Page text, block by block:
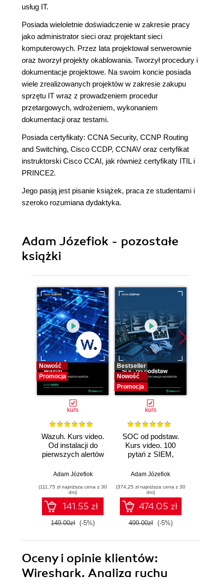
usług IT.
Posiada wieloletnie doświadczenie w zakresie pracy
jako administrator sieci oraz projektant sieci
komputerowych. Przez lata projektował serwerownie
oraz tworzył projekty okablowania. Tworzył procedury i
dokumentacje projektowe. Na swoim koncie posiada
wiele zrealizowanych projektów w zakresie zakupu
sprzętu IT wraz z prowadzeniem procedur
przetargowych, wdrożeniem, wykonaniem
dokumentacji oraz testami.
Posiada certyfikaty: CCNA Security, CCNP Routing
and Switching, Cisco CCDP, CCNAV oraz certyfikat
instruktorski Cisco CCAI, jak również certyfikaty ITIL i
PRINCE2.
Jego pasją jest pisanie książek, praca ze studentami i
szeroko rozumiana dydaktyka.
Adam Józefiok - pozostałe
książki
Nowość
Promocja
kurs
Wazuh. Kurs video.
Od instalacji do
pierwszych alertów
Adam Józefiok
(111,75 zł najniższa cena z 30
dni)
141.55 zł
149.00zł (-5%)
Bestseller
Nowość
Promocja
kurs
SOC od podstaw.
Kurs video. 100
pytań z SIEM,
incydentów
Adam Józefiok
(374,25 zł najniższa cena z 30
dni)
474.05 zł
499.00zł (-5%)
Oceny i opinie klientów:
Wireshark. Analiza ruchu